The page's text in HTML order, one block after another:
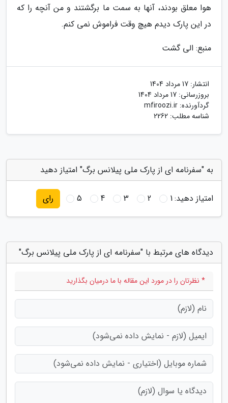
هوا معلق بودند، آنها به سمت ما برگشتند و من آنچه را که
در این پارک دیدم هیچ وقت فراموش نمی کنم.
منبع: الی گشت
انتشار: 17 مرداد 1404
بروزرسانی: 17 مرداد 1404
گردآورنده: mfiroozi.ir
شناسه مطلب: 2262
به "سفرنامه ای از پارک ملی پیلانس برگ" امتیاز دهید
امتیاز دهید:1
2
3
4
5 رای
دیدگاه های مرتبط با "سفرنامه ای از پارک ملی پیلانس برگ"
* نظرتان را در مورد این مقاله با ما درمیان بگذارید